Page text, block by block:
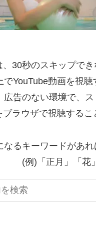
、30秒のスキップで
でYouTube動画を視
広告のない環境で、
ブラウザで視聴する
なるキーワードがあ
(例)「正月」「花」